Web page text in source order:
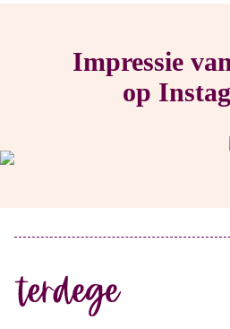
Impressie
op